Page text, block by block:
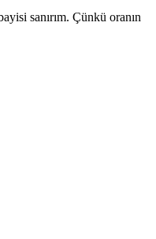
sanırım. Çünkü oranın